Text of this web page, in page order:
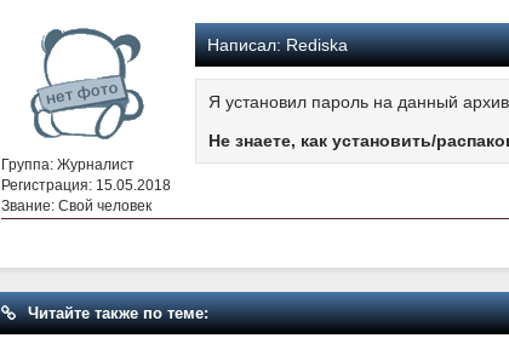
Группа: Журналист
Регистрация: 15.05.2018
Звание: Свой человек
Написал:Rediska
Я установил пароль на данный
Не знаете, как установить/
Читайте также по теме: